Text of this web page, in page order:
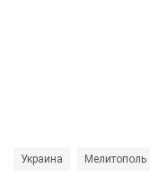
Украина Мелитополь